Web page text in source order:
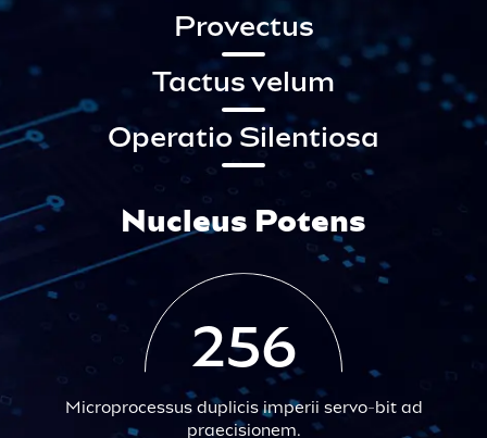
Provectus
Tactus velum
Operatio Silentiosa
Nucleus Potens
256
Microprocessus duplicis imperii servo-bit ad
praecisionem.